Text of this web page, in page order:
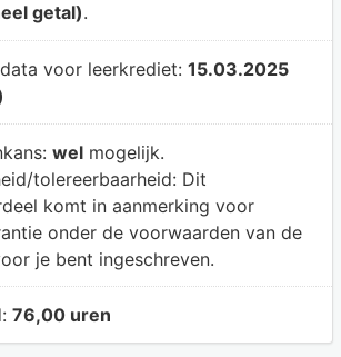
getal).
voor leerkrediet: 15.03.2025
welmogelijk.
tolereerbaarheid: Dit
komt in aanmerking voor
onder de voorwaarden van de
je bent ingeschreven.
76,00 uren